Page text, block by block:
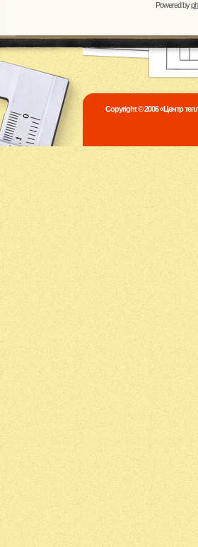
Powered by
Copyright © 2006 «Центр